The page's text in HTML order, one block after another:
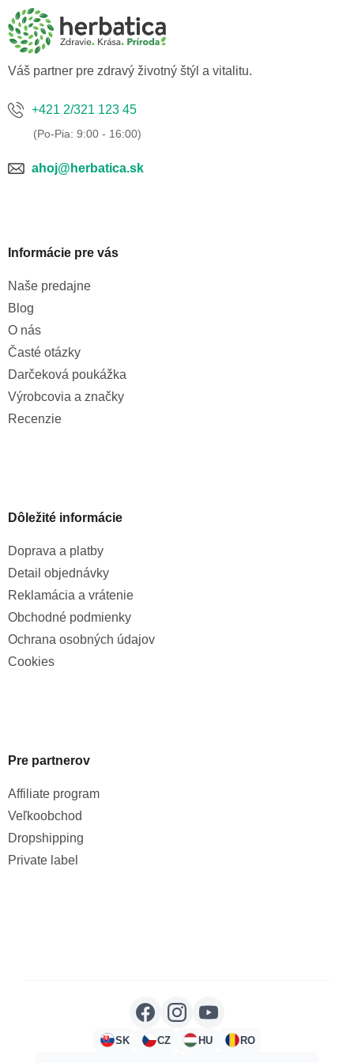
Váš partner pre zdravý životný štýl a vitalitu.
+421 2/321 123 45
ahoj@herbatica.sk
Informácie pre vás
Naše predajne
Blog
O nás
Časté otázky
Darčeková poukážka
Výrobcovia a značky
Recenzie
Dôležité informácie
Doprava a platby
Detail objednávky
Reklamácia a vrátenie
Obchodné podmienky
Ochrana osobných údajov
Cookies
Pre partnerov
Affiliate program
Veľkoobchod
Dropshipping
Private label
SK CZ HU RO